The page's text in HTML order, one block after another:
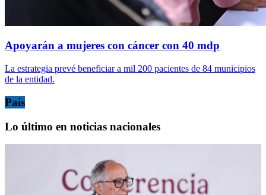
Apoyarán a mujeres con cáncer con 40 mdp
La estrategia prevé beneficiar a mil 200 pacientes de 84 municipios
de la entidad.
País
Lo último en noticias nacionales